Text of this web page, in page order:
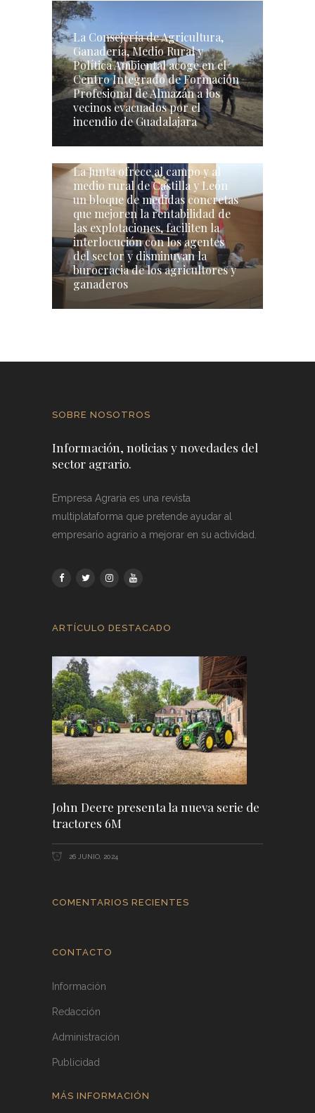
La Consejería de Agricultura,
Ganadería, Medio Rural y
Política Ambiental acoge en el
Centro Integrado de Formación
Profesional de Almazán a los
vecinos evacuados por el
incendio de Guadalajara
La Junta ofrece al campo y al
medio rural de Castilla y León
un bloque de medidas concretas
que mejoren la rentabilidad de
las explotaciones, faciliten la
interlocución con los agentes
del sector y disminuyan la
burocracia de los agricultores y
ganaderos
SOBRE NOSOTROS
Información, noticias y novedades del
sector agrario.
Empresa Agraria es una revista
multiplataforma que pretende ayudar al
empresario agrario a mejorar en su actividad.
ARTÍCULO DESTACADO
John Deere presenta la nueva serie de
tractores 6M
26 JUNIO, 2024
COMENTARIOS RECIENTES
CONTACTO
Información
Redacción
Administración
Publicidad
MÁS INFORMACIÓN